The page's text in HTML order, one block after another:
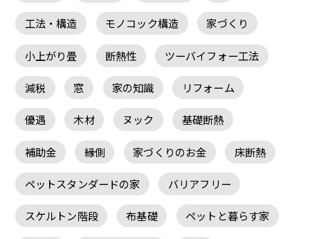
工法・構造 モノコック構造 家づくり
小上がり畳 断熱性 ツーバイフォー工法
減税 窓 家の知識 リフォーム
優遇 木材 ヌック 基礎断熱
補助金 縁側 家づくりのお金 床断熱
ペットスタンダードの家 バリアフリー
スケルトン階段 布基礎 ペットと暮らす家